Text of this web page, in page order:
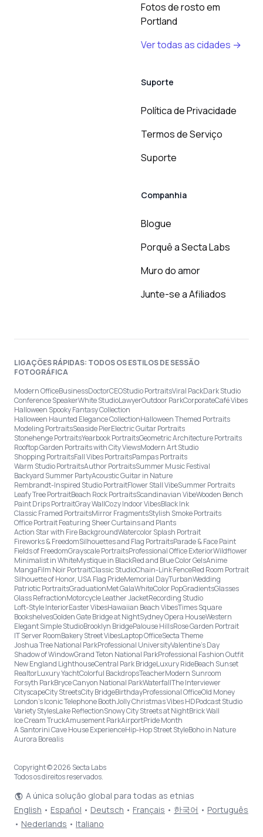
Fotos de rosto em
Portland
Ver todas as cidades →
Suporte
Política de Privacidade
Termos de Serviço
Suporte
Companhia
Blogue
Porquê a Secta Labs
Muro do amor
Junte-se a Afiliados
LIGAÇÕES RÁPIDAS: TODOS OS ESTILOS DE SESSÃO
FOTOGRÁFICA
Modern OfficeBusinessDoctorCEOStudio PortraitsViral PackDark Studio
Conference SpeakerWhite StudioLawyerOutdoor ParkCorporateCafé Vibes
Halloween Spooky Fantasy Collection
Halloween Haunted Elegance CollectionHalloween Themed Portraits
Modeling PortraitsSeaside PierElectric Guitar Portraits
Stonehenge PortraitsYearbook PortraitsGeometric Architecture Portraits
Rooftop Garden Portraits with City ViewsModern Art Studio
Shopping PortraitsFall Vibes PortraitsPampas Portraits
Warm Studio PortraitsAuthor PortraitsSummer Music Festival
Backyard Summer PartyAcoustic Guitar in Nature
Rembrandt-Inspired Studio PortraitFlower Stall VibeSummer Portraits
Leafy Tree PortraitBeach Rock PortraitsScandinavian VibeWooden Bench
Paint Drips PortraitGray WallCozy Indoor VibesBlack Ink
Classic Framed PortraitsMirror FragmentsStylish Smoke Portraits
Office Portrait Featuring Sheer Curtains and Plants
Action Star with Fire BackgroundWatercolor Splash Portrait
Fireworks & FreedomSilhouettes and Flag PortraitsParade & Face Paint
Fields of FreedomGrayscale PortraitsProfessional Office ExteriorWildflower
Minimalist in WhiteMystique in BlackRed and Blue Color GelsAnime
MangaFilm Noir PortraitClassic StudioChain-Link FenceRed Room Portrait
Silhouette of Honor, USA Flag PrideMemorial DayTurbanWedding
Patriotic PortraitsGraduationMet GalaWhiteColor PopGradientsGlasses
Glass RefractionMotorcycle Leather JacketRecording Studio
Loft-Style InteriorEaster VibesHawaiian Beach VibesTimes Square
BookshelvesGolden Gate Bridge at NightSydney Opera HouseWestern
Elegant Simple StudioBrooklyn BridgePalouse HillsRose Garden Portrait
IT Server RoomBakery Street VibesLaptop OfficeSecta Theme
Joshua Tree National ParkProfessional UniversityValentine's Day
Shadow of WindowGrand Teton National ParkProfessional Fashion Outfit
New England LighthouseCentral Park BridgeLuxury RideBeach Sunset
RealtorLuxury YachtColorful BackdropsTeacherModern Sunroom
Forsyth ParkBryce Canyon National ParkWaterfallThe Interviewer
CityscapeCity StreetsCity BridgeBirthdayProfessional OfficeOld Money
London’s Iconic Telephone BoothJolly Christmas Vibes HDPodcast Studio
Variety StylesLake ReflectionSnowy City Streets at NightBrick Wall
Ice Cream TruckAmusement ParkAirportPride Month
A Santorini Cave House ExperienceHip-Hop Street StyleBoho in Nature
Aurora Borealis
Copyright © 2026 Secta Labs
Todos os direitos reservados.
A única solução global para todas as etnias
English • Español • Deutsch • Français • 한국어 • Português
• Nederlands • Italiano